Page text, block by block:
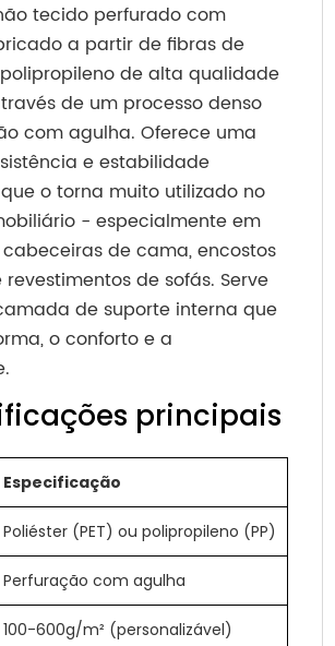
tecido perfurado com
a partir de fibras de
de alta qualidade
de um processo denso
com agulha. Oferece uma
e estabilidade
o torna muito utilizado no
- especialmente em
de cama, encostos
de sofás. Serve
de suporte interna que
o conforto e a
principais
Especificação
Poliéster (PET) ou polipropileno (PP)
Perfuração com agulha
100-600g/m² (personalizável)